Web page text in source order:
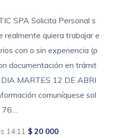
SPA Solicita Personal s
realmente quiera trabajar e
con o sin experiencia (p
documentación en trámit
MARTES 12 DE ABRI
comuníquese sol
76…
14:11 $ 20 000